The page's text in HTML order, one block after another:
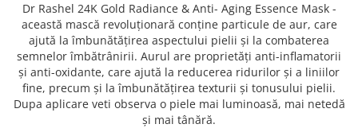
Dr Rashel 24K Gold Radiance & Anti- Aging Essence Mask -
această mască revoluționară conține particule de aur, care
ajută la îmbunătățirea aspectului pielii și la combaterea
semnelor îmbătrânirii. Aurul are proprietăți anti-inflamatorii
și anti-oxidante, care ajută la reducerea ridurilor și a liniilor
fine, precum și la îmbunătățirea texturii și tonusului pielii.
Dupa aplicare veti observa o piele mai luminoasă, mai netedă
și mai tânără.